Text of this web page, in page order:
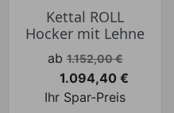
Kettal ROLL
Hocker mit Lehne
Verkaufspreis
ab 1.152,00 €
Preis
1.094,40 €
Ihr Spar-Preis